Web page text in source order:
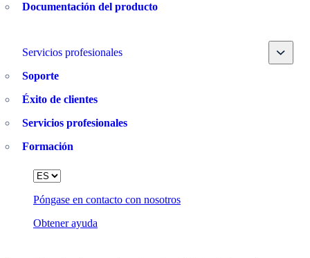
Documentación del producto
Servicios profesionales Toggle
Soporte
Éxito de clientes
Servicios profesionales
Formación
Póngase en contacto con nosotros
Obtener ayuda
Language